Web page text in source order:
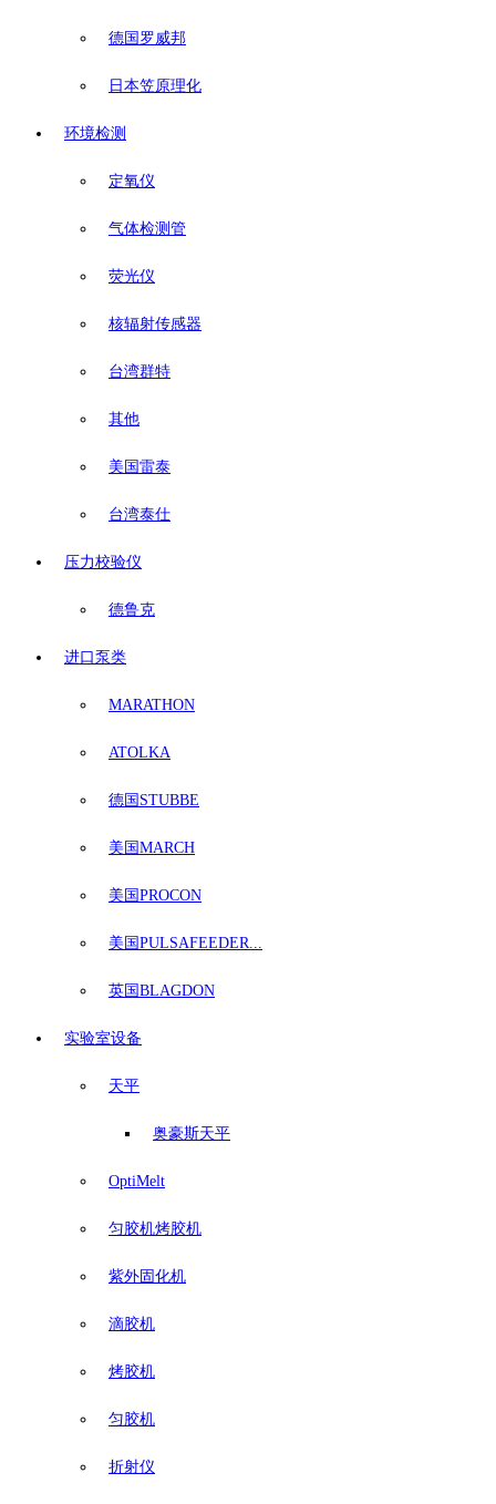
德国罗威邦
日本笠原理化
环境检测
定氧仪
气体检测管
荧光仪
核辐射传感器
台湾群特
其他
美国雷泰
台湾泰仕
压力校验仪
德鲁克
进口泵类
MARATHON
ATOLKA
德国STUBBE
美国MARCH
美国PROCON
美国PULSAFEEDER...
英国BLAGDON
实验室设备
天平
奥豪斯天平
OptiMelt
匀胶机烤胶机
紫外固化机
滴胶机
烤胶机
匀胶机
折射仪